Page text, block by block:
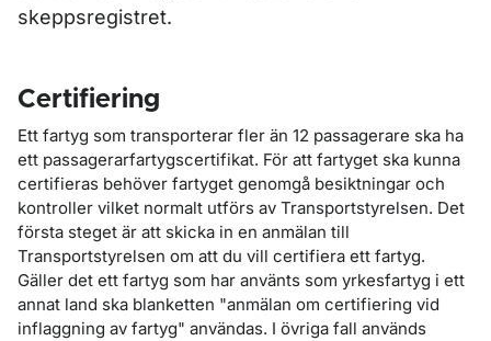
skeppsregistret.
Certifiering
Ett fartyg som transporterar fler än 12 passagerare ska ha
ett passagerarfartygscertifikat. För att fartyget ska kunna
certifieras behöver fartyget genomgå besiktningar och
kontroller vilket normalt utförs av Transportstyrelsen. Det
första steget är att skicka in en anmälan till
Transportstyrelsen om att du vill certifiera ett fartyg.
Gäller det ett fartyg som har använts som yrkesfartyg i ett
annat land ska blanketten "anmälan om certifiering vid
inflaggning av fartyg" användas. I övriga fall används